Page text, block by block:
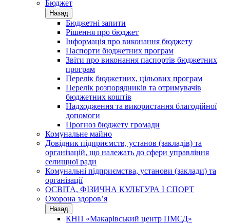
Бюджет
Назад
Бюджетні запити
Рішення про бюджет
Інформація про виконання бюджету
Паспорти бюджетних програм
Звіти про виконання паспортів бюджетних
програм
Перелік бюджетних, цільових програм
Перелік розпорядників та отримувачів
бюджетних коштів
Надходження та використання благодійної
допомоги
Прогноз бюджету громади
Комунальне майно
Довідник підприємств, установ (закладів) та
організацій, що належать до сфери управління
селищної ради
Комунальні підприємства, установи (заклади) та
організації
ОСВІТА, ФІЗИЧНА КУЛЬТУРА І СПОРТ
Охорона здоров’я
Назад
КНП «Макарівський центр ПМСД»